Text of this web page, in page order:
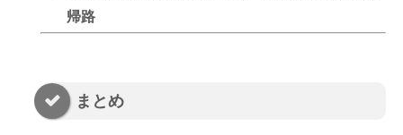
帰路
まとめ